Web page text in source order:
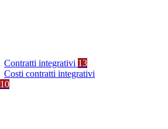
Contratti integrativi 13
Costi contratti integrativi
10